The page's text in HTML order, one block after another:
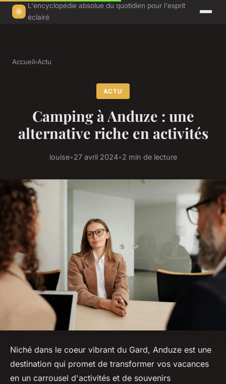
L'encyclopédie absolue du quotidien pour l'esprit
éclairé
Accueil›Actu
ACTU
Camping à Anduze : une
alternative riche en activités
louise•27 avril 2024•2 min de lecture
Niché dans le coeur vibrant du Gard, Anduze est une
destination qui promet de transformer vos vacances
en un carrousel d'activités et de souvenirs